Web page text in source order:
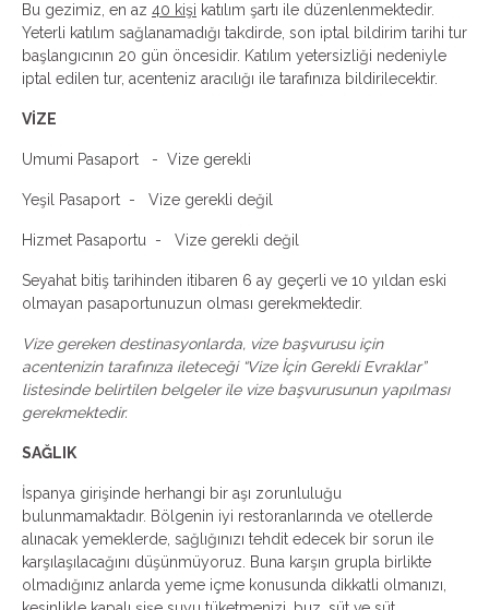
Bu gezimiz, en az 40 kişi katılım şartı ile düzenlenmektedir.
Yeterli katılım sağlanamadığı takdirde, son iptal bildirim tarihi tur
başlangıcının 20 gün öncesidir. Katılım yetersizliği nedeniyle
iptal edilen tur, acenteniz aracılığı ile tarafınıza bildirilecektir.
VİZE
Umumi Pasaport - Vize gerekli
Yeşil Pasaport - Vize gerekli değil
Hizmet Pasaportu - Vize gerekli değil
Seyahat bitiş tarihinden itibaren 6 ay geçerli ve 10 yıldan eski
olmayan pasaportunuzun olması gerekmektedir.
Vize gereken destinasyonlarda, vize başvurusu için
acentenizin tarafınıza ileteceği “Vize İçin Gerekli Evraklar”
listesinde belirtilen belgeler ile vize başvurusunun yapılması
gerekmektedir.
SAĞLIK
İspanya girişinde herhangi bir aşı zorunluluğu
bulunmamaktadır. Bölgenin iyi restoranlarında ve otellerde
alınacak yemeklerde, sağlığınızı tehdit edecek bir sorun ile
karşılaşılacağını düşünmüyoruz. Buna karşın grupla birlikte
olmadığınız anlarda yeme içme konusunda dikkatli olmanızı,